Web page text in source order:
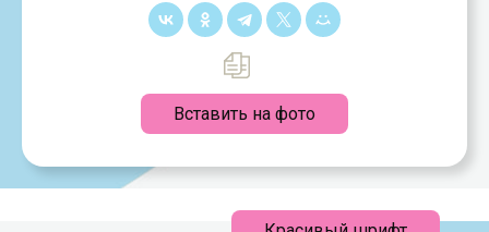
Вставить на фото